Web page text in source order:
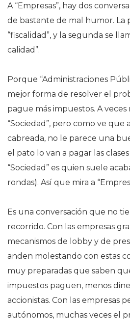
A “Empresas”, hay dos
de bastante de mal humor. La
“fiscalidad”, y la segunda se
calidad”.
Porque “Administraciones
mejor forma de resolver el
pague más impuestos. A veces
“Sociedad”, pero como ve que
cabreada, no le parece una
el pato lo van a pagar las
“Sociedad” es quien suele
rondas). Así que mira a
Es una conversación que no
recorrido. Con las empresas
mecanismos de lobby y de
anden molestando con estas
muy preparadas que saben
impuestos paguen, menos
accionistas. Con las empresas
autónomos, muchas veces el